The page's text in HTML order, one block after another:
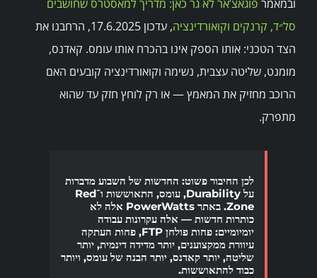
ובמאמר פוגאצ’אר לא גר כאן: מדריך למאסטרס שחושבים
סל״ד, קרנקים וקואורדינציה
, עדכון 17.6.2025, הרחבנו את
הצד הטכני: אותו הספק אינו בהכרח אותו עומס. קאדנס,
מומנט, שליטה עצבית, נשימה וקואורדינציה קובעים האם
הרוכב מחזיק את המאמץ — או רק לוחץ חזק עד שהוא
מתפרק.
לכן החיבור פשוט:החדשות של השבוע מדברות
על Durability, עומס, התאוששות ו־Red
Zone. באתר PowerWatts אלה לא
כותרות חדשות — אלה עקרונות עבודה
יומיומיים: פחות פולחן FTP, פחות העתקה
עיוורת ממקצוענים, יותר מדידה דינמית, יותר
שליטה, יותר קאדנס, יותר הבנה של עומס, ויותר
כבוד להתאוששות.